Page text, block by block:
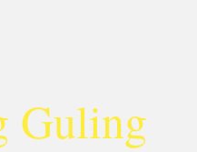
Guling